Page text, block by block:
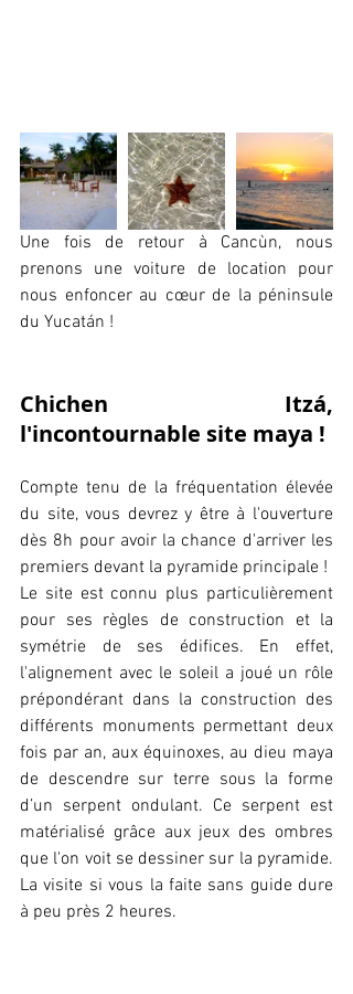
Une fois de retour à Cancùn, nous
prenons une voiture de location pour
nous enfoncer au cœur de la péninsule
du Yucatán !
Chichen Itzá,
l'incontournable site maya !
Compte tenu de la fréquentation élevée
du site, vous devrez y être à l'ouverture
dès 8h pour avoir la chance d'arriver les
premiers devant la pyramide principale !
Le site est connu plus particulièrement
pour ses règles de construction et la
symétrie de ses édifices. En effet,
l'alignement avec le soleil a joué un rôle
prépondérant dans la construction des
différents monuments permettant deux
fois par an, aux équinoxes, au dieu maya
de descendre sur terre sous la forme
d’un serpent ondulant. Ce serpent est
matérialisé grâce aux jeux des ombres
que l'on voit se dessiner sur la pyramide.
La visite si vous la faite sans guide dure
à peu près 2 heures.